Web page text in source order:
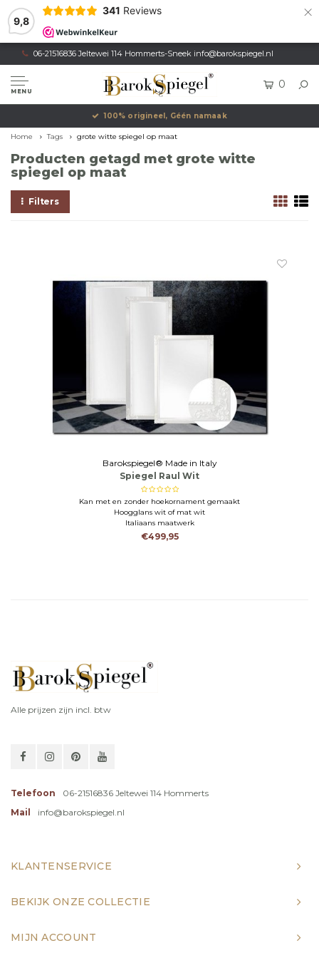
9,8
341 Reviews ×
06-21516836 Jeltewei 114 Hommerts-Sneek info@barokspiegel.nl
MENU
0
100% origineel, Géén namaak
Home Tags grote witte spiegel op maat
Producten getagd met grote witte
spiegel op maat
Filters
Barokspiegel® Made in Italy
Spiegel Raul Wit
Kan met en zonder hoekornament gemaakt
Hoogglans wit of mat wit
Italiaans maatwerk
€499,95
Alle prijzen zijn incl. btw
Telefoon
06-21516836 Jeltewei 114 Hommerts
Mail
info@barokspiegel.nl
KLANTENSERVICE
BEKIJK ONZE COLLECTIE
MIJN ACCOUNT